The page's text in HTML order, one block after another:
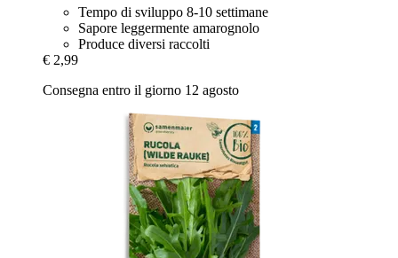
Tempo di sviluppo 8-10 settimane
Sapore leggermente amarognolo
Produce diversi raccolti
€ 2,99
Consegna entro il giorno 12 agosto